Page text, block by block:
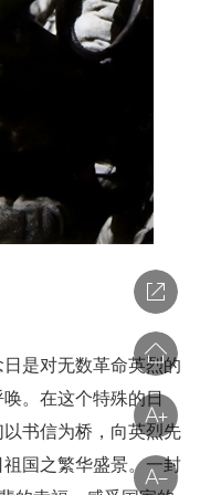
是对无数革命英烈的
。在这个特殊的日
书信为桥，向英烈先
国之繁华盛景。一封